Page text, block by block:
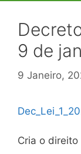
9 de
9 Janeiro,
Cria o